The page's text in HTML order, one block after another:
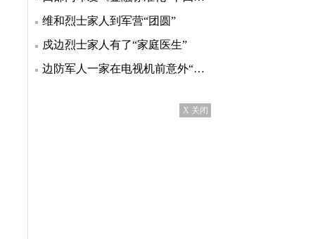
维和烈士家人到军营“团圆”
戍边烈士家人有了“家庭医生”
边防军人一家在电视机前意外“团聚”
X 关闭